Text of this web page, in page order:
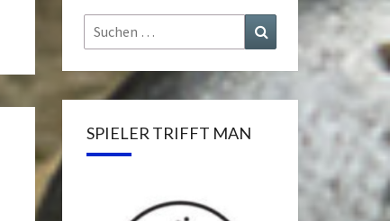
Suchen
nach:
SPIELER TRIFFT MAN